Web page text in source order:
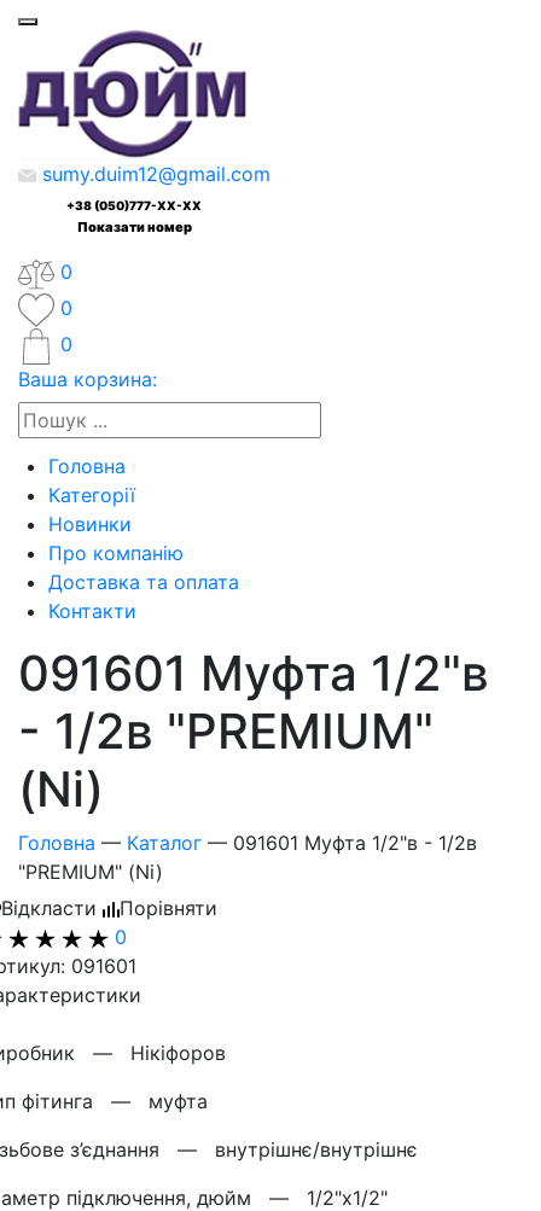
sumy.duim12@gmail.com
+38 (050)777-XX-XX
Показати номер
0
0
0
Ваша корзина:
Головна
Категорії
Новинки
Про компанію
Доставка та оплата
Контакти
091601 Муфта 1/2"в
- 1/2в "PREMIUM"
(Ni)
Головна — Каталог — 091601 Муфта 1/2"в - 1/2в
"PREMIUM" (Ni)
Відкласти
Порівняти
0
091601
— Нікіфоров
фітинга — муфта
з’єднання — внутрішнє/внутрішнє
підключення, дюйм — 1/2"х1/2"